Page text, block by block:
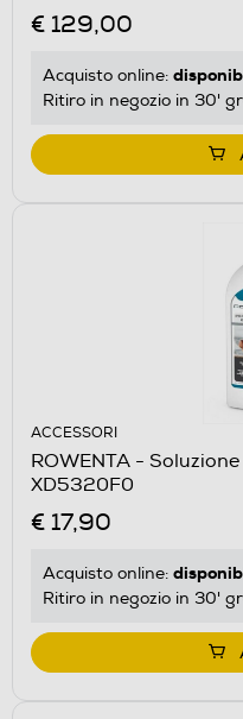
€ 129,00
Acquisto online:
Ritiro in negozio in 30'
ACCESSORI
ROWENTA -
XD5320F0
€ 17,90
Acquisto online:
Ritiro in negozio in 30'